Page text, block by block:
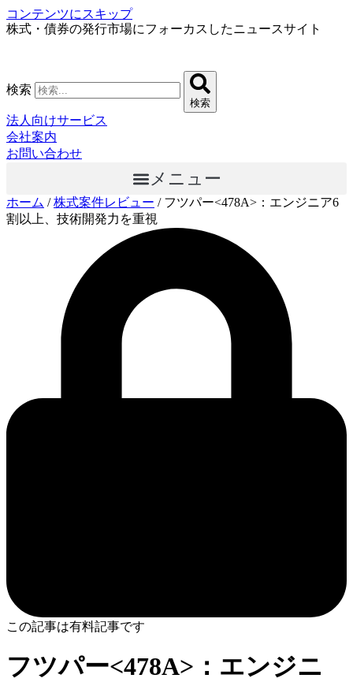
コンテンツにスキップ
株式・債券の発行市場にフォーカスしたニュースサイト
検索
検索
法人向けサービス
会社案内
お問い合わせ
メニュー
ホーム /株式案件レビュー / フツパー<478A>：エンジニア6
割以上、技術開発力を重視
この記事は有料記事です
フツパー<478A>：エンジニ